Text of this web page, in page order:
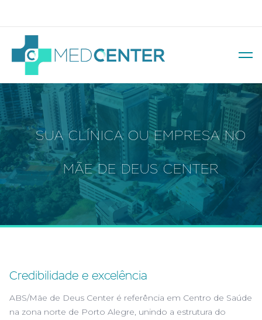
SUA CLÍNICA OU EMPRESA NO
MÃE DE DEUS CENTER
Credibilidade e excelência
ABS/Mãe de Deus Center é referência em Centro de Saúde
na zona norte de Porto Alegre, unindo a estrutura do